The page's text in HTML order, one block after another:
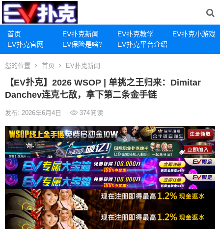
首页 EV扑克新闻 EV扑克教学
EV扑克小游戏
EV扑克官网
EV保险是啥? EV扑克平台介绍
您的位置 首页 EV扑克新闻
【EV扑克】2026 WSOP | 单挑之王归来：Dimitar
Danchev连克七敌，拿下第二条金手链
发布: 2026年6月4日 374阅读